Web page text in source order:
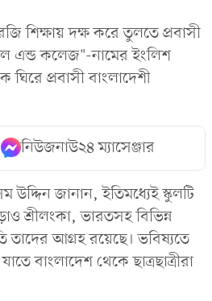
শিক্ষায় দক্ষ করে তুলতে প্রবাসী
এন্ড কলেজ"-নামের ইংলিশ
ঘিরে প্রবাসী বাংলাদেশী
নিউজনাউ২৪ ম্যাসেঞ্জার
উদ্দিন জানান, ইতিমধ্যেই স্কুলটি
শ্রীলংকা, ভারতসহ বিভিন্ন
তাদের আগ্রহ রয়েছে। ভবিষ্যতে
বাংলাদেশ থেকে ছাত্রছাত্রীরা